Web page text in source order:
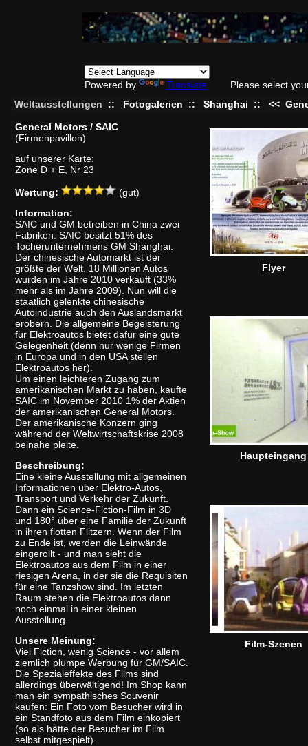
Powered by Translate
Please select
Weltausstellungen
:: Fotogalerien :: Shanghai :: <<
General Motors / SAIC
(Firmenpavillon)
auf unserer Karte:
Zone D + E, Nr 23
Wertung:
(gut)
Information:
SAIC und GM betreiben in China zwei
Fabriken. SAIC besitzt 51% des
Tocherunternehmens GM Shanghai.
Der chinesische Automarkt ist der
größte der Welt. 18 Millionen Autos
wurden im Jahre 2010 verkauft (33%
mehr als im Jahre 2009). Nun will die
staatlich gelenkte chinesische
Autoindustrie auch den Auslandsmarkt
erobern. Die allgemeine Begeisterung
für Elektroautos bietet dafür eine gute
Gelegenheit (denn nur wenige Firmen
in Europa und in den USA stellen
Elektroautos her).
Um einen leichteren Zugang zum
amerikanischen Markt zu haben, kaufte
SAIC im November 2010 1% der Aktien
der amerikanischen General Motors.
Der amerikanische Konzern ging
während der Weltwirtschaftskrise 2008
beinahe pleite.
Beschreibung:
Eine kleine Ausstellung mit allgemeinen
Informationen über Elektro-Autos,
Transport und Verkehr der Zukunft.
Dann ein Science-Fiction-Film in 3D
und 180° über eine Familie der Zukunft
in ihren flotten Flitzern. Wenn der Film
zu Ende ist, werden die Leinwände
eingerollt - und man sieht die
Elektroautos aus dem Film in einer
riesigen Arena, in der sie die Requisiten
für eine Tanzshow sind. Im letzten
Raum stehen die Elektroautos dann
noch einmal in einer kleinen
Ausstellung.
Unsere Meinung:
Viel Fiction, wenig Science - vor allem
ziemlich plumpe Werbung für GM/SAIC.
Die Spezialeffekte des Films sind
allerdings überwältigend! Im Shop kann
man ein sympathisches Souvenir
kaufen: Ein Foto vom Besucher wird in
ein Standfoto aus dem Film einkopiert
(so als hätte der Besucher im Film
selbst mitgespielt).
Flyer
Haupteingang
Film-Szenen